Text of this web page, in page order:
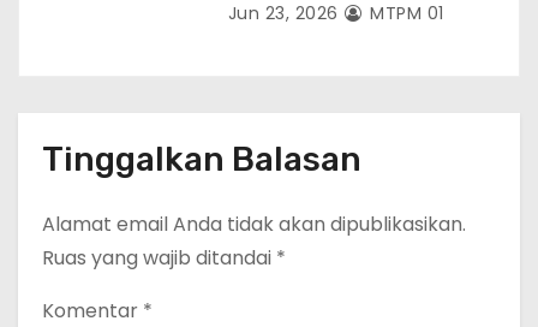
Jun 23, 2026 MTPM 01
Tinggalkan Balasan
Alamat email Anda tidak akan dipublikasikan.
Ruas yang wajib ditandai *
Komentar *